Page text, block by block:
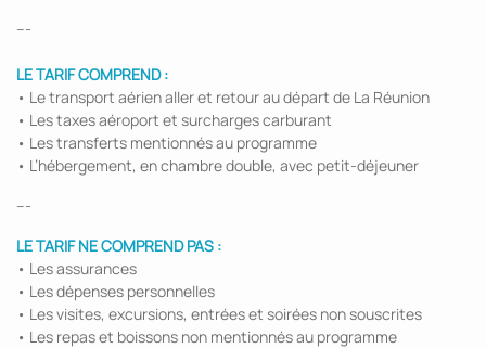
---
LE TARIF COMPREND :
• Le transport aérien aller et retour au départ de La Réunion
• Les taxes aéroport et surcharges carburant
• Les transferts mentionnés au programme
• L’hébergement, en chambre double, avec petit-déjeuner
---
LE TARIF NE COMPREND PAS :
• Les assurances
• Les dépenses personnelles
• Les visites, excursions, entrées et soirées non souscrites
• Les repas et boissons non mentionnés au programme